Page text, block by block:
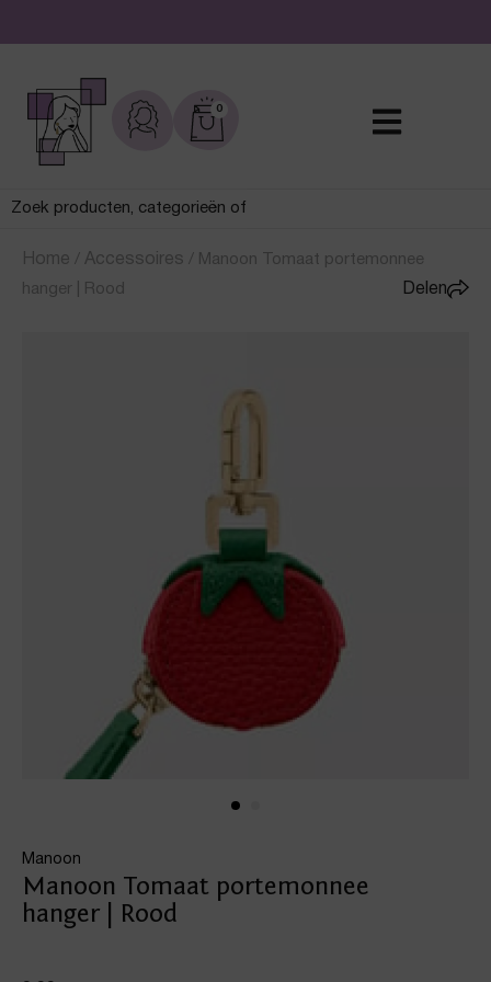
De leukste sieraden online en in de winkel
0
Home / Accessoires / Manoon Tomaat portemonnee
hanger | Rood
Manoon
Manoon Tomaat portemonnee
hanger | Rood
Delen